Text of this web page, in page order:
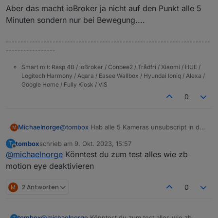
Aber das macht ioBroker ja nicht auf den Punkt alle 5
Minuten sondern nur bei Bewegung....
–---------------------------------------------------------------------
-----------------
Smart mit: Rasp 4B / ioBroker / Conbee2 / Trådfri / Xiaomi / HUE /
Logitech Harmony / Aqara / Easee Wallbox / Hyundai Ioniq / Alexa /
Google Home / Fully Kiosk / VIS
0
M Michaelnorge@tombox Hab alle 5 Kameras unsubscript in der
helfen, aber hat leider nix geholfen. Fehler
kommt weiterhin alle 5 Minuten: "uncaught
exception: callback.call is not a function".
Ich habe die Kameras eigentlich ganz normal am
laufen. Bei einer Kamera hab ich den
"privatsphärenmodus" aktiviert, aber sonst
die App, MotionEye holt die Bilder von der
Kamera und stellt sie ioBroker zur Vefügung.
Aber das macht ioBroker ja nicht auf den Punkt
T
Offline
tomboxschrieb am 9. Okt. 2023, 15:57
zuletzt editiert von
@michaelnorge Könntest du zum test alles wie zb
motion eye deaktivieren
M 2 Antworten 0